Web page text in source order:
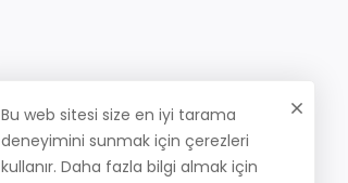
Bu web sitesi size en iyi tarama
deneyimini sunmak için çerezleri
kullanır. Daha fazla bilgi almak için